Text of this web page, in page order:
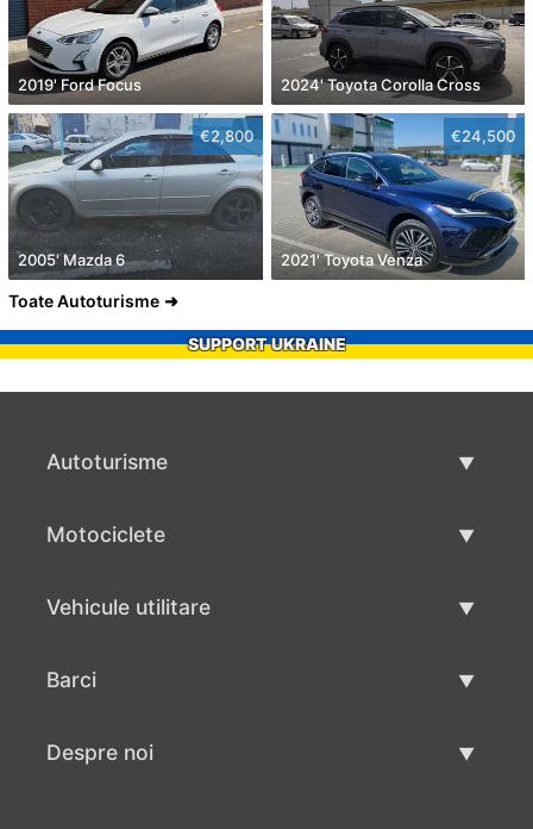
2019' Ford Focus 2024' Toyota Corolla Cross
€2,800
2005' Mazda 6
€24,500
2021' Toyota Venza
Toate Autoturisme
SUPPORT UKRAINE
Autoturisme
Motociclete
Vehicule utilitare
Barci
Despre noi